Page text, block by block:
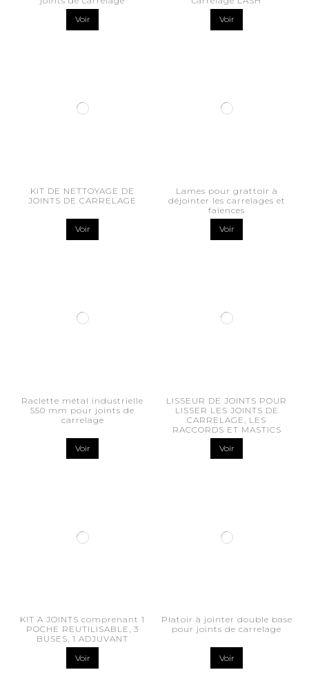
Voir
Voir
KIT DE NETTOYAGE DE
JOINTS DE CARRELAGE
Voir
Lames pour grattoir à
déjointer les carrelages et
faïences
Voir
Raclette métal industrielle
550 mm pour joints de
carrelage
Voir
LISSEUR DE JOINTS POUR
LISSER LES JOINTS DE
CARRELAGE, LES
RACCORDS ET MASTICS
Voir
KIT A JOINTS comprenant 1
POCHE REUTILISABLE, 3
BUSES, 1 ADJUVANT
Voir
Platoir à jointer double base
pour joints de carrelage
Voir